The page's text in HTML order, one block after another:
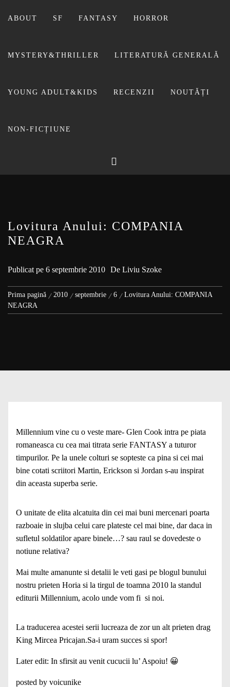
ABOUT SF FANTASY HORROR
MYSTERY&THRILLER LITERATURĂ GENERALĂ
YOUNG ADULT&KIDS RECENZII NOUTĂȚI
NON-FICȚIUNE
LIVIU
Lovitura Anului: COMPANIA
NEAGRA
Publicat pe 6 septembrie 2010 De Liviu Szoke
Prima pagină 2010 septembrie 6
Lovitura Anului: COMPANIA
NEAGRA
Millennium vine cu o veste mare- Glen Cook intra pe piata
romaneasca cu cea mai titrata serie FANTASY a tuturor
timpurilor. Pe la unele colturi se sopteste ca pina si cei mai
bine cotati scriitori Martin, Erickson si Jordan s-au inspirat
din aceasta superba serie.
O unitate de elita alcatuita din cei mai buni mercenari poarta
razboaie in slujba celui care plateste cel mai bine, dar daca in
sufletul soldatilor apare binele…? sau raul se dovedeste o
notiune relativa?
Mai multe amanunte si detalii le veti gasi pe blogul bunului
nostru prieten Horia si la tirgul de toamna 2010 la standul
editurii Millennium, acolo unde vom fi si noi.
La traducerea acestei serii lucreaza de zor un alt prieten drag
King Mircea Pricajan.Sa-i uram succes si spor!
Later edit: In sfirsit au venit cucucii lu’ Aspoiu! 😀
posted by voicunike